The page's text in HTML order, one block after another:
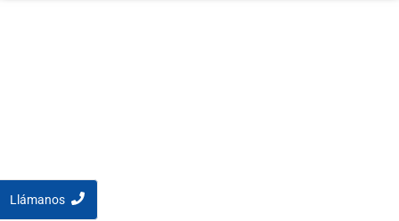
Llámanos